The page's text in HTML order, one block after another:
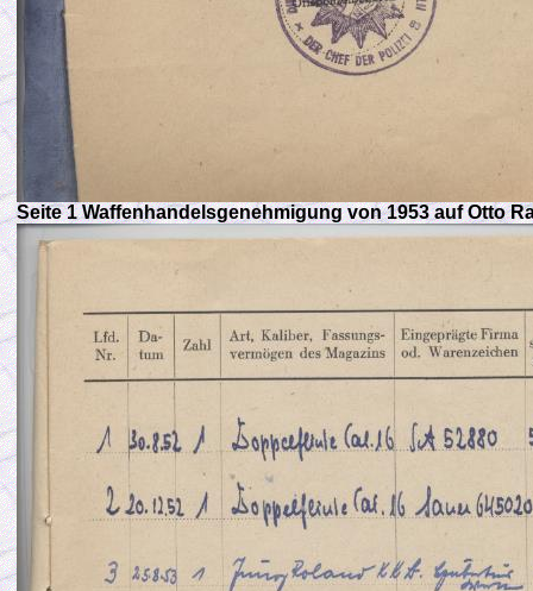
Seite 1 Waffenhandelsgenehmigung von 1953 auf Otto